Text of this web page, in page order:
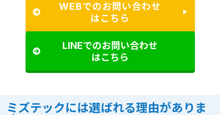
WEBでのお問い合わせ
はこちら
LINEでのお問い合わせ
はこちら
ミズテックには選ばれる理由がありま